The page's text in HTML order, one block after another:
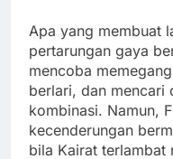
Apa yang membuat
pertarungan gaya
mencoba
berlari, dan mencari
kombinasi. Namun,
kecenderungan
bila Kairat terlambat